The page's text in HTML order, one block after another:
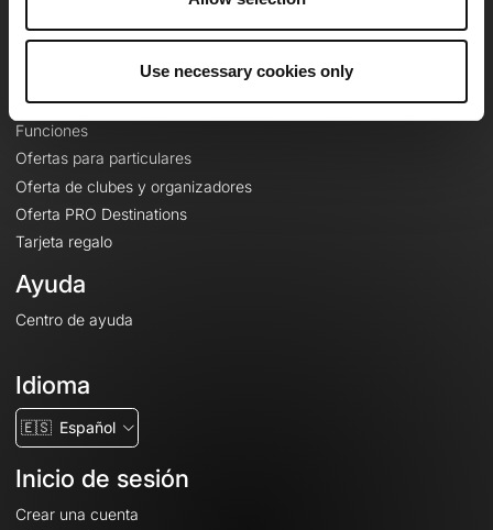
Use necessary cookies only
Le Mag'
Mapas base topográficos
Funciones
Ofertas para particulares
Oferta de clubes y organizadores
Oferta PRO Destinations
Tarjeta regalo
Ayuda
Centro de ayuda
Idioma
🇪🇸 Español
Inicio de sesión
Crear una cuenta